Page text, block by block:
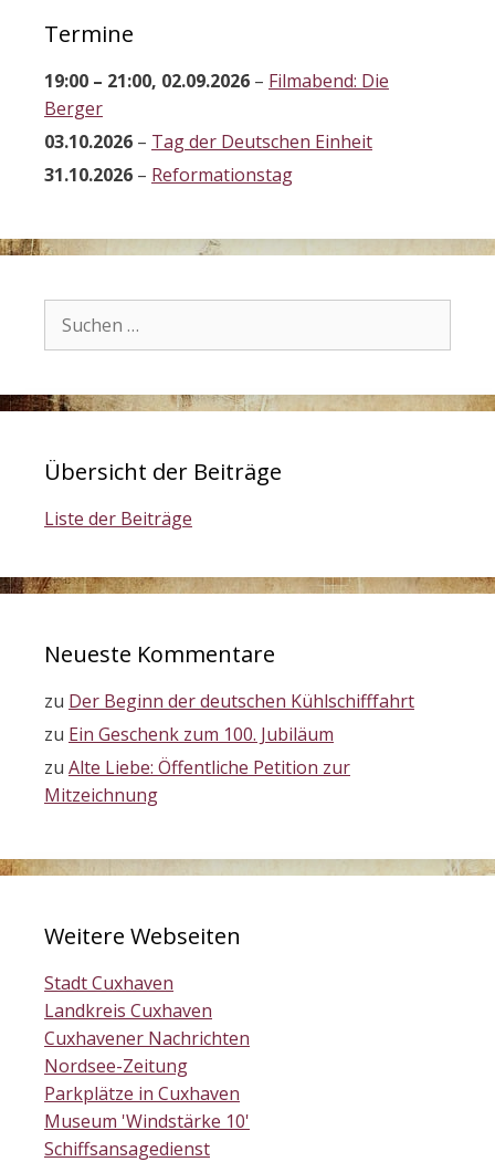
Termine
19:00 – 21:00, 02.09.2026 – Filmabend: Die
Berger
03.10.2026 – Tag der Deutschen Einheit
31.10.2026 – Reformationstag
nach:
Übersicht der Beiträge
Liste der Beiträge
Neueste Kommentare
zu Der Beginn der deutschen Kühlschifffahrt
zu Ein Geschenk zum 100. Jubiläum
zu Alte Liebe: Öffentliche Petition zur
Mitzeichnung
Weitere Webseiten
Stadt Cuxhaven
Landkreis Cuxhaven
Cuxhavener Nachrichten
Nordsee-Zeitung
Parkplätze in Cuxhaven
Museum 'Windstärke 10'
Schiffsansagedienst